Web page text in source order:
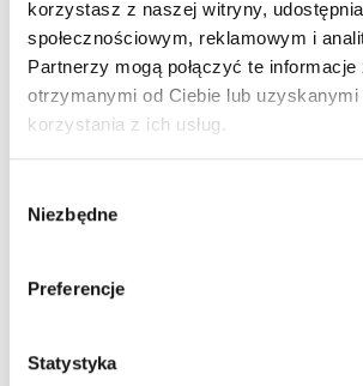
korzystasz z naszej witryny,
społecznościowym, reklamowym i
Partnerzy mogą połączyć te
otrzymanymi od Ciebie lub uzyskanymi
korzystania z ich usług.
Niezbędne
Preferencje
Statystyka
Darmowa dostawa
od 200zł